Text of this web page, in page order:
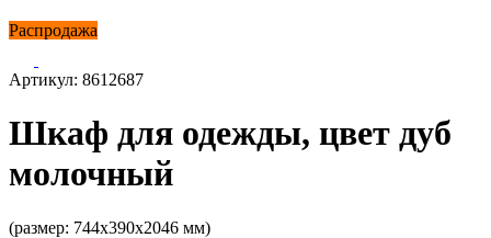
Распродажа
Артикул: 8612687
Шкаф для одежды, цвет дуб
молочный
(размер: 744х390х2046 мм)